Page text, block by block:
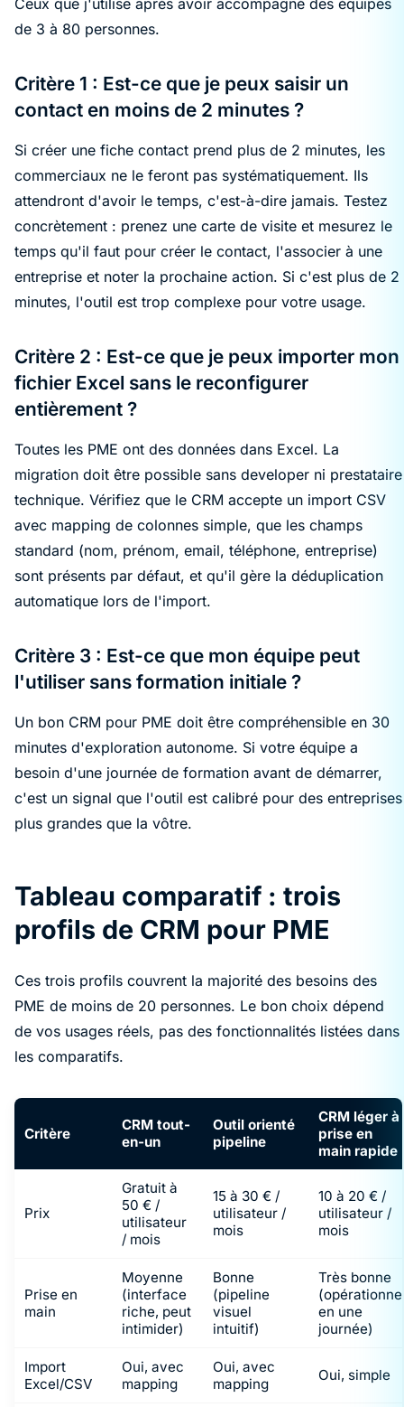
de 3 à 80 personnes.
Critère 1 : Est-ce que je peux saisir un
contact en moins de 2 minutes ?
Si créer une fiche contact prend plus de 2 minutes, les
commerciaux ne le feront pas systématiquement. Ils
attendront d'avoir le temps, c'est-à-dire jamais. Testez
concrètement : prenez une carte de visite et mesurez le
temps qu'il faut pour créer le contact, l'associer à une
entreprise et noter la prochaine action. Si c'est plus de 2
minutes, l'outil est trop complexe pour votre usage.
Critère 2 : Est-ce que je peux importer mon
fichier Excel sans le reconfigurer
entièrement ?
Toutes les PME ont des données dans Excel. La
migration doit être possible sans developer ni prestataire
technique. Vérifiez que le CRM accepte un import CSV
avec mapping de colonnes simple, que les champs
standard (nom, prénom, email, téléphone, entreprise)
sont présents par défaut, et qu'il gère la déduplication
automatique lors de l'import.
Critère 3 : Est-ce que mon équipe peut
l'utiliser sans formation initiale ?
Un bon CRM pour PME doit être compréhensible en 30
minutes d'exploration autonome. Si votre équipe a
besoin d'une journée de formation avant de démarrer,
c'est un signal que l'outil est calibré pour des entreprises
plus grandes que la vôtre.
Tableau comparatif : trois
profils de CRM pour PME
Ces trois profils couvrent la majorité des besoins des
PME de moins de 20 personnes. Le bon choix dépend
de vos usages réels, pas des fonctionnalités listées dans
les comparatifs.
Critère
CRM tout-
en-un
Outil orienté
pipeline
CRM léger à
prise en
main rapide
Prix
Gratuit à
50 € /
utilisateur
/ mois
15 à 30 € /
utilisateur /
mois
10 à 20 € /
utilisateur /
mois
Prise en
main
Moyenne
(interface
riche, peut
intimider)
Bonne
(pipeline
visuel
intuitif)
Très bonne
en une
journée)
Import
Excel/CSV
Oui, avec
mapping
Oui, avec
mapping
Oui, simple